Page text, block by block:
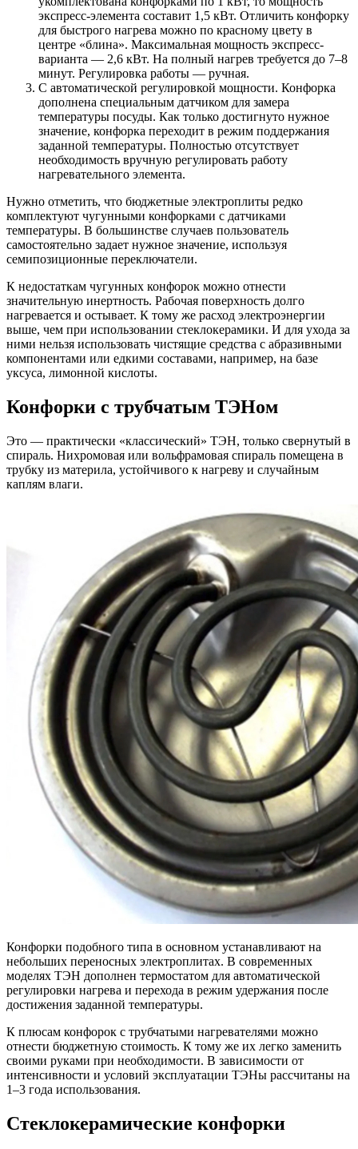
экспресс-элемента составит 1,5 кВт. Отличить конфорку
для быстрого нагрева можно по красному цвету в
центре «блина». Максимальная мощность экспресс-
варианта — 2,6 кВт. На полный нагрев требуется до 7–8
минут. Регулировка работы — ручная.
С автоматической регулировкой мощности. Конфорка
дополнена специальным датчиком для замера
температуры посуды. Как только достигнуто нужное
значение, конфорка переходит в режим поддержания
заданной температуры. Полностью отсутствует
необходимость вручную регулировать работу
нагревательного элемента.
Нужно отметить, что бюджетные электроплиты редко
комплектуют чугунными конфорками с датчиками
температуры. В большинстве случаев пользователь
самостоятельно задает нужное значение, используя
семипозиционные переключатели.
К недостаткам чугунных конфорок можно отнести
значительную инертность. Рабочая поверхность долго
нагревается и остывает. К тому же расход электроэнергии
выше, чем при использовании стеклокерамики. И для ухода за
ними нельзя использовать чистящие средства с абразивными
компонентами или едкими составами, например, на базе
уксуса, лимонной кислоты.
Конфорки с трубчатым ТЭНом
Это — практически «классический» ТЭН, только свернутый в
спираль. Нихромовая или вольфрамовая спираль помещена в
трубку из материла, устойчивого к нагреву и случайным
каплям влаги.
Конфорки подобного типа в основном устанавливают на
небольших переносных электроплитах. В современных
моделях ТЭН дополнен термостатом для автоматической
регулировки нагрева и перехода в режим удержания после
достижения заданной температуры.
К плюсам конфорок с трубчатыми нагревателями можно
отнести бюджетную стоимость. К тому же их легко заменить
своими руками при необходимости. В зависимости от
интенсивности и условий эксплуатации ТЭНы рассчитаны на
1–3 года использования.
Стеклокерамические конфорки